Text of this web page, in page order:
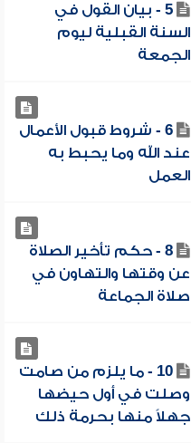
5 - بيان القول في
السنة القبلية ليوم
الجمعة
6 - شروط قبول الأعمال
عند الله وما يحبط به
العمل
8 - حكم تأخير الصلاة
عن وقتها والتهاون في
صلاة الجماعة
10 - ما يلزم من صامت
وصلت في أول حيضها
جهلاً منها بحرمة ذلك